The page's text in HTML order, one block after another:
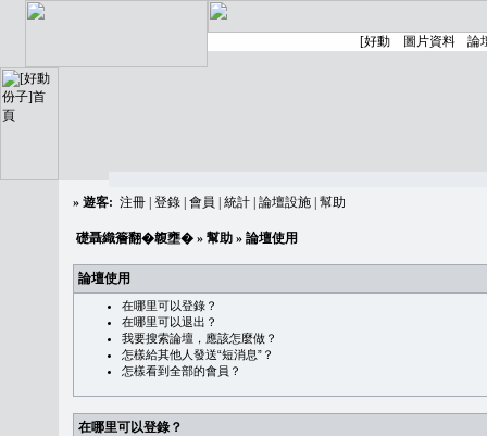
» 遊客: 注冊 登錄 會員 統計 論壇設施 幫助
礎聶織簷翻�䪖壅� » 幫助 » 論壇使用
論壇使用
在哪里可以登錄？
在哪里可以退出？
我要搜索論壇，應該怎麼做？
怎樣給其他人發送“短消息”？
怎樣看到全部的會員？
在哪里可以登錄？